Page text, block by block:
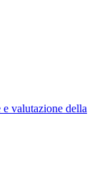
valutazione della